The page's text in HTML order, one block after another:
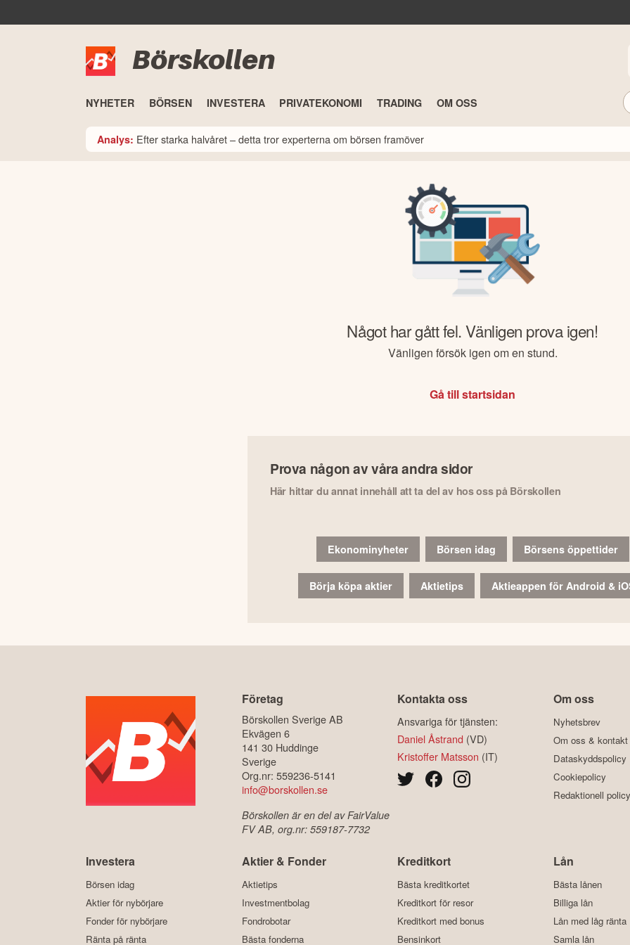
Börskollen
NYHETER BÖRSEN INVESTERA PRIVATEKONOMI TRADING OM OSS
Analys: Efter starka halvåret – detta tror experterna om börsen framöver
Något har gått fel. Vänligen prova igen!
Vänligen försök igen om en stund.
Gå till startsidan
Prova någon av våra andra sidor
Här hittar du annat innehåll att ta del av hos oss på Börskollen
Ekonominyheter Börsen idag Börsens öppettider
Börja köpa aktier Aktietips Aktieappen för Android &
Företag
Börskollen Sverige AB
Ekvägen 6
141 30 Huddinge
Sverige
Org.nr: 559236-5141
info@borskollen.se
Börskollen är en del av FairValue
FV AB, org.nr: 559187-7732
Kontakta oss
Ansvariga för tjänsten:
Daniel Åstrand (VD)
Kristoffer Matsson (IT)
Om oss
Nyhetsbrev
Om oss & kontakt
Dataskyddspolicy
Cookiepolicy
Redaktionell policy
Investera
Börsen idag
Aktier för nybörjare
Fonder för nybörjare
Ränta på ränta
Aktier & Fonder
Aktietips
Investmentbolag
Fondrobotar
Bästa fonderna
Kreditkort
Bästa kreditkortet
Kreditkort för resor
Kreditkort med bonus
Bensinkort
Lån
Bästa lånen
Billiga lån
Lån med låg ränta
Samla lån